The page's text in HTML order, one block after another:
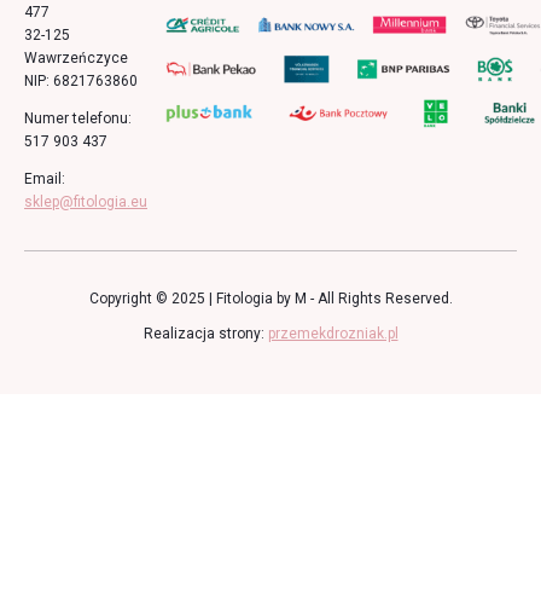
477
32-125
Wawrzeńczyce
NIP: 6821763860
Numer telefonu:
517 903 437
Email:
sklep@fitologia.eu
Copyright © 2025 | Fitologia by M - All Rights Reserved.
Realizacja strony: przemekdrozniak.pl